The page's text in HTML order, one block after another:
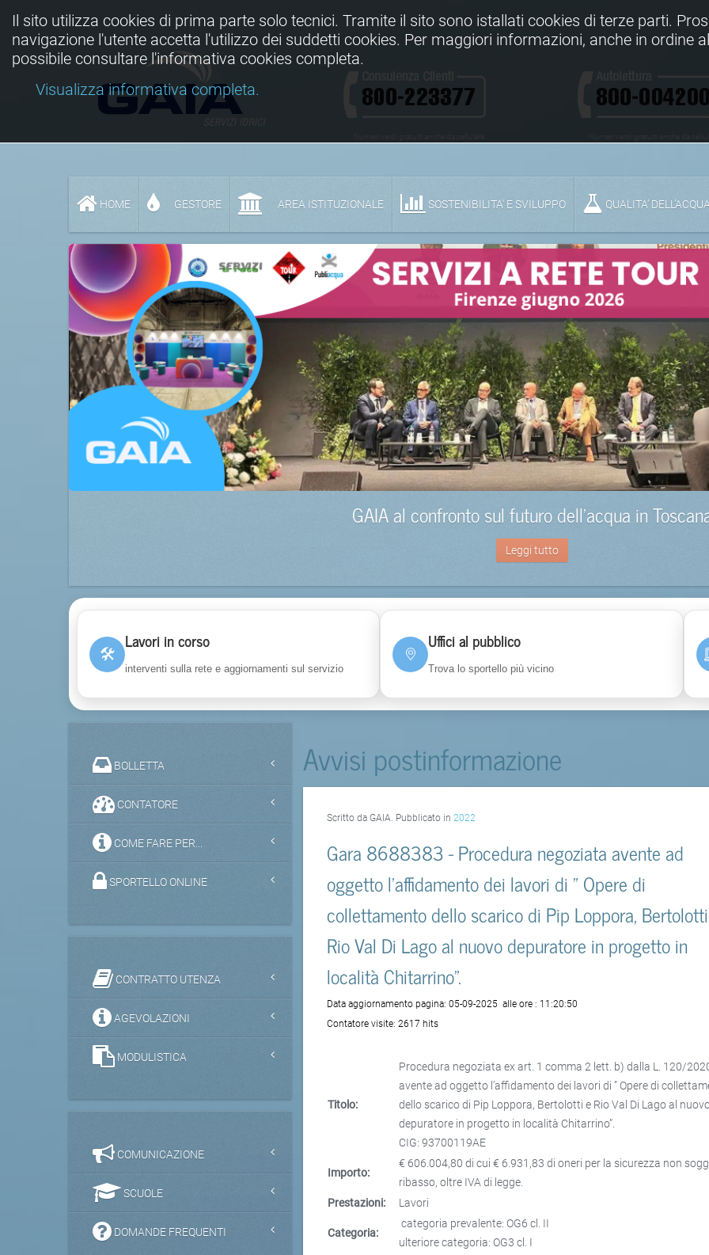
HOME GESTORE AREA ISTITUZIONALE SOSTENIBILITA' E SVILUPPO QUALITA’
GAIA al confronto sul futuro dell’acqua in
Leggi tutto
🛠
Lavori in corso
interventi sulla rete e aggiornamenti sul servizio
Uffici al pubblico
Trova lo sportello più vicino
Avvisi postinformazione
Scritto da GAIA. Pubblicato in2022
Gara 8688383 - Procedura negoziata avente ad
oggetto l’affidamento dei lavori di ” Opere di
collettamento dello scarico di Pip Loppora,
Rio Val Di Lago al nuovo depuratore in progetto in
località Chitarrino”.
Data aggiornamento pagina:05-09-2025 alle ore : 11:20:50
Contatore visite:2617 hits
Titolo:
Procedura negoziata ex art. 1 comma 2 lett. b) dalla L. 120/
avente ad oggetto l’affidamento dei lavori di ” Opere di
dello scarico di Pip Loppora, Bertolotti e Rio Val Di Lago al
depuratore in progetto in località Chitarrino”.
CIG: 93700119AE
Importo:
€ 606.004,80 di cui € 6.931,83 di oneri per la sicurezza non
ribasso, oltre IVA di legge.
Prestazioni:
Lavori
Categoria:
categoria prevalente: OG6 cl. II
ulteriore categoria: OG3 cl. I
BOLLETTA
CONTATORE
COME FARE PER...
SPORTELLO ONLINE
CONTRATTO UTENZA
AGEVOLAZIONI
MODULISTICA
COMUNICAZIONE
SCUOLE
DOMANDE FREQUENTI
Il sito utilizza cookies di prima parte solo tecnici. Tramite il sito sono istallati cookies di terze parti.
navigazione l'utente accetta l'utilizzo dei suddetti cookies. Per maggiori informazioni, anche in ordine
possibile consultare l'informativa cookies completa.
Visualizza informativa completa.